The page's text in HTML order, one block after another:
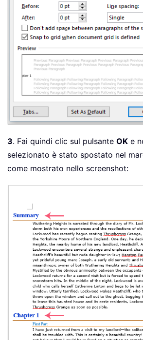
3. Fai quindi clic sul pulsante OK e
selezionato è stato spostato nel
come mostrato nello screenshot: